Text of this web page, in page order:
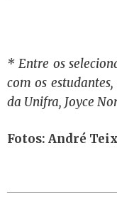
* Entre os
com os
da Unifra, Joyce
Fotos: André